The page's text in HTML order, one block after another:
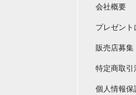
会社概要
プレゼン
販売店募集
特定商取引
個人情報保